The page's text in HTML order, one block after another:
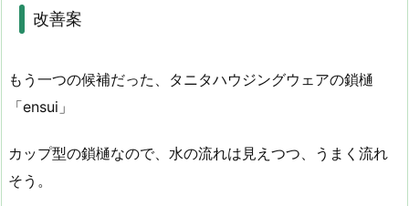
改善案
もう一つの候補だった、タニタハウジングウェアの鎖樋
「ensui」
カップ型の鎖樋なので、水の流れは見えつつ、うまく流れ
そう。